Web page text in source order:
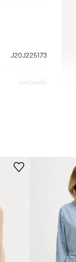
J20J225173
niebieski